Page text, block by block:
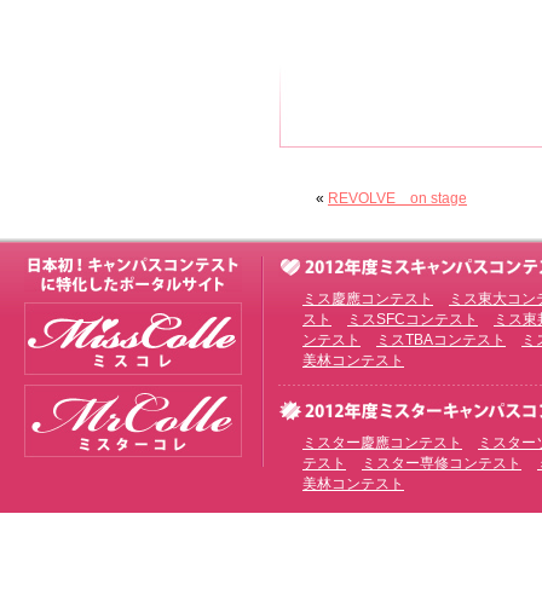
« REVOLVE on stage
ミス慶應コンテスト
ミス東大コン
スト
ミスSFCコンテスト
ミス
ンテスト
ミスTBAコンテスト
ミ
美林コンテスト
ミスター慶應コンテスト
ミスタ
テスト
ミスター専修コンテスト
美林コンテスト